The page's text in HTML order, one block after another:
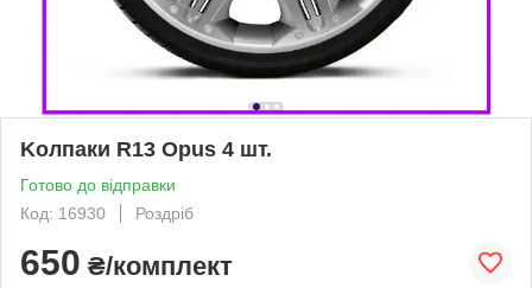
Kолпаки R13 Opus 4 шт.
Готово до відправки
Код: 16930
Роздріб
650 ₴/комплект